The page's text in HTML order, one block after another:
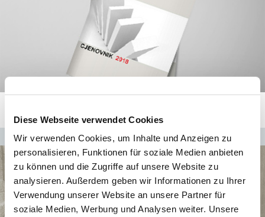
Diese Webseite verwendet Cookies
Wir verwenden Cookies, um Inhalte und Anzeigen zu
personalisieren, Funktionen für soziale Medien anbieten
zu können und die Zugriffe auf unsere Website zu
analysieren. Außerdem geben wir Informationen zu Ihrer
Verwendung unserer Website an unsere Partner für
soziale Medien, Werbung und Analysen weiter. Unsere